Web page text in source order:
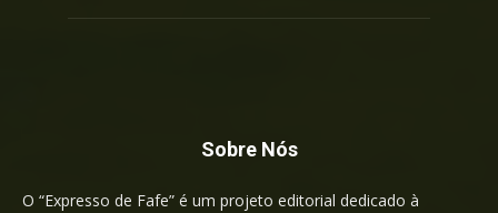
Sobre Nós
O “Expresso de Fafe” é um projeto editorial dedicado à